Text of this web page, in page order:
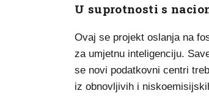
U suprotnosti s
Ovaj se projekt oslanja na
za umjetnu inteligenciju.
se novi podatkovni centri
iz obnovljivih i